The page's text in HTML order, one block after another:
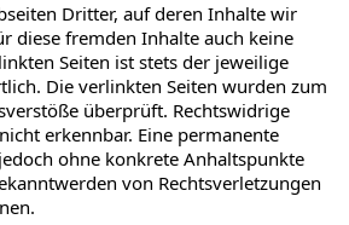
Dritter, auf deren Inhalte wir
diese fremden Inhalte auch keine
Seiten ist stets der jeweilige
Die verlinkten Seiten wurden zum
überprüft. Rechtswidrige
erkennbar. Eine permanente
ohne konkrete Anhaltspunkte
von Rechtsverletzungen